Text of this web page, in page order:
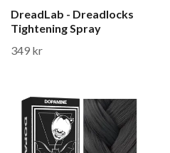
DreadLab - Dreadlocks
Tightening Spray
349 kr